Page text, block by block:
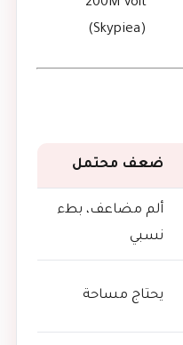
200M volt
(Skypiea)
ضعف محتمل
ألم مضاعف، بطء
نسبي
يحتاج مساحة